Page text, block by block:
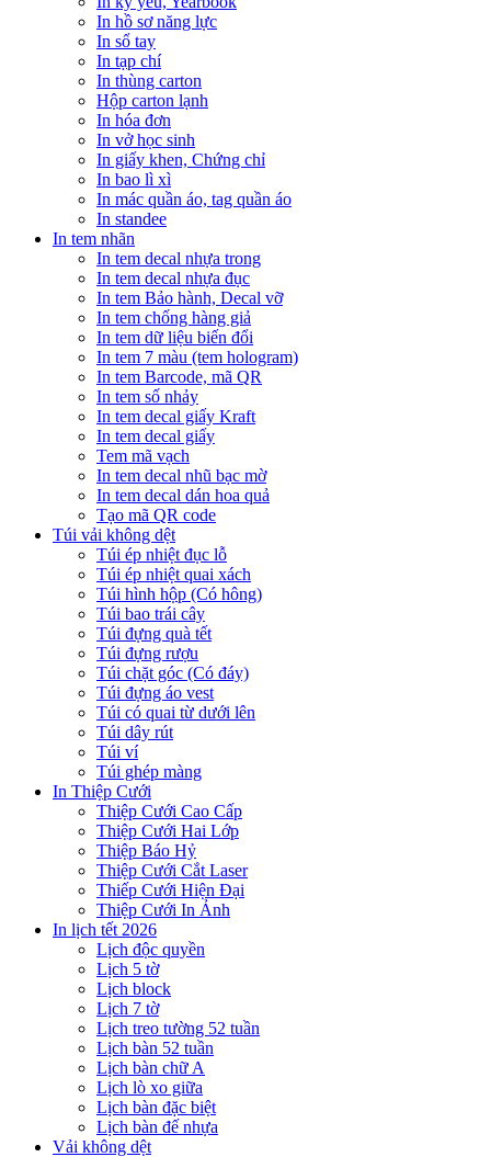
In hồ sơ năng lực
In sổ tay
In tạp chí
In thùng carton
Hộp carton lạnh
In hóa đơn
In vở học sinh
In giấy khen, Chứng chỉ
In bao lì xì
In mác quần áo, tag quần áo
In standee
In tem nhãn
In tem decal nhựa trong
In tem decal nhựa đục
In tem Bảo hành, Decal vỡ
In tem chống hàng giả
In tem dữ liệu biến đổi
In tem 7 màu (tem hologram)
In tem Barcode, mã QR
In tem số nhảy
In tem decal giấy Kraft
In tem decal giấy
Tem mã vạch
In tem decal nhũ bạc mờ
In tem decal dán hoa quả
Tạo mã QR code
Túi vải không dệt
Túi ép nhiệt đục lỗ
Túi ép nhiệt quai xách
Túi hình hộp (Có hông)
Túi bao trái cây
Túi đựng quà tết
Túi đựng rượu
Túi chặt góc (Có đáy)
Túi đựng áo vest
Túi có quai từ dưới lên
Túi dây rút
Túi ví
Túi ghép màng
In Thiệp Cưới
Thiệp Cưới Cao Cấp
Thiệp Cưới Hai Lớp
Thiệp Báo Hỷ
Thiệp Cưới Cắt Laser
Thiếp Cưới Hiện Đại
Thiệp Cưới In Ảnh
In lịch tết 2026
Lịch độc quyền
Lịch 5 tờ
Lịch block
Lịch 7 tờ
Lịch treo tường 52 tuần
Lịch bàn 52 tuần
Lịch bàn chữ A
Lịch lò xo giữa
Lịch bàn đặc biệt
Lịch bàn đế nhựa
Vải không dệt